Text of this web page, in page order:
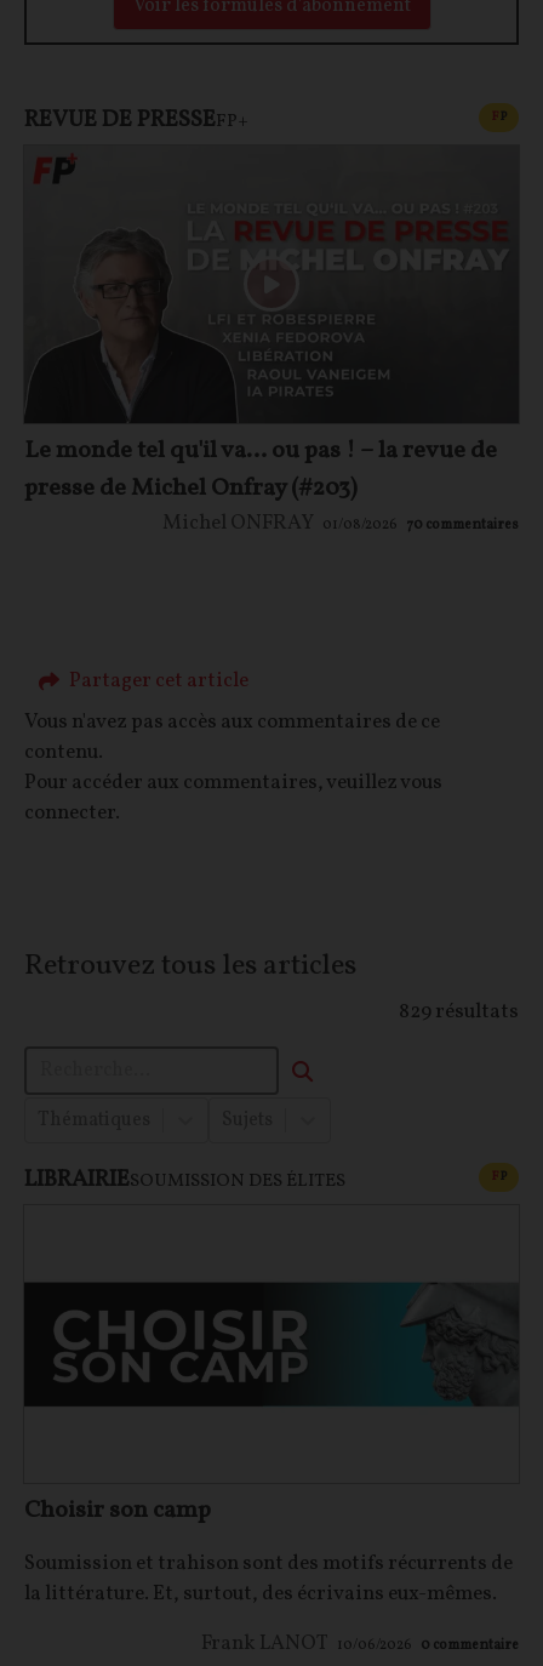
Voir les formules d'abonnement
REVUE DE PRESSEFP+ FP
Le monde tel qu'il va… ou pas ! – la revue de
presse de Michel Onfray (#203)
Michel ONFRAY 01/08/2026 70 commentaires
Partager cet article
Vous n'avez pas accès aux commentaires de ce
contenu.
Pour accéder aux commentaires, veuillez vous
connecter.
Retrouvez tous les articles
829 résultats
LIBRAIRIESOUMISSION DES ÉLITES FP
Choisir son camp
Soumission et trahison sont des motifs récurrents de
la littérature. Et, surtout, des écrivains eux-mêmes.
Frank LANOT 10/06/2026 0 commentaire